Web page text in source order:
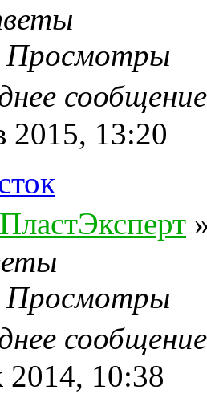
Просмотры
2015, 13:20
Просмотры
2014, 10:38